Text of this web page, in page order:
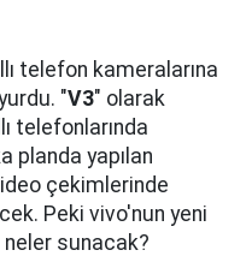
telefon kameralarına
"V3" olarak
telefonlarında
planda yapılan
çekimlerinde
Peki vivo'nun yeni
neler sunacak?